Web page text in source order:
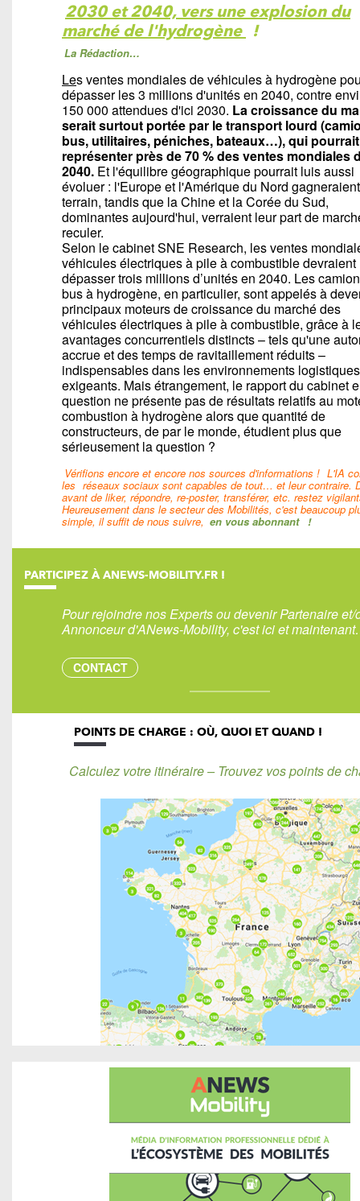
2030 et 2040, vers une explosion du
marché de l'hydrogène !
La Rédaction…
Les ventes mondiales de véhicules à hydrogène
dépasser les 3 millions d'unités en 2040, contre
150 000 attendues d'ici 2030. La croissance du
serait surtout portée par le transport lourd
bus, utilitaires, péniches, bateaux…), qui pourrait
représenter près de 70 % des ventes mondiales
2040. Et l'équilibre géographique pourrait luis aussi
évoluer : l'Europe et l'Amérique du Nord
terrain, tandis que la Chine et la Corée du Sud,
dominantes aujourd'hui, verraient leur part de
reculer.
Selon le cabinet SNE Research, les ventes
véhicules électriques à pile à combustible devraient
dépasser trois millions d’unités en 2040. Les
bus à hydrogène, en particulier, sont appelés à
principaux moteurs de croissance du marché des
véhicules électriques à pile à combustible, grâce à
avantages concurrentiels distincts – tels qu'une
accrue et des temps de ravitaillement réduits –
indispensables dans les environnements logistiques
exigeants. Mais étrangement, le rapport du cabinet
question ne présente pas de résultats relatifs au
combustion à hydrogène alors que quantité de
constructeurs, de par le monde, étudient plus que
sérieusement la question ?
Vérifions encore et encore nos sources d'informations ! L'IA
les réseaux sociaux sont capables de tout… et leur contraire.
avant de liker, répondre, re-poster, transférer, etc. restez
Heureusement dans le secteur des Mobilités, c'est beaucoup
simple, il suffit de nous suivre, en vous abonnant !
PARTICIPEZ À ANEWS-MOBILITY.FR !
Pour rejoindre nos Experts ou devenir Partenaire et/
Annonceur d'ANews-Mobility, c'est ici et
CONTACT
POINTS DE CHARGE : OÙ, QUOI ET QUAND !
Calculez votre itinéraire – Trouvez vos points de